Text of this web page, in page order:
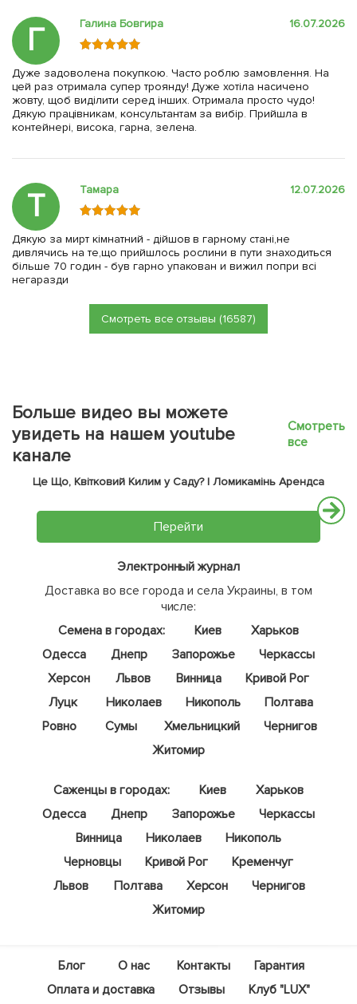
Г Галина Бовгира 16.07.2026
Дуже задоволена покупкою. Часто роблю замовлення. На
цей раз отримала супер троянду! Дуже хотіла насичено
жовту, щоб виділити серед інших. Отримала просто чудо!
Дякую працівникам, консультантам за вибір. Прийшла в
контейнері, висока, гарна, зелена.
Т Тамара 12.07.2026
Дякую за мирт кімнатний - дійшов в гарному стані,не
дивлячись на те,що прийшлось рослини в пути знаходиться
більше 70 годин - був гарно упакован и вижил попри всі
негаразди
Смотреть все отзывы (16587)
Больше видео вы можете
увидеть на нашем youtube
канале
Смотреть
все
Це Що, Квітковий Килим у Саду? | Ломикамінь Арендса
Перейти
Электронный журнал
Доставка во все города и села Украины, в том
числе:
Семена в городах:
Киев
Харьков
Одесса
Днепр Запорожье
Черкассы
Херсон
Львов Винница
Кривой Рог
Луцк
Николаев Никополь
Полтава
Ровно
Сумы Хмельницкий
Чернигов
Житомир
Саженцы в городах: Киев
Харьков
Одесса
Днепр Запорожье
Черкассы
Винница
Николаев
Никополь
Черновцы
Кривой Рог
Кременчуг
Львов
Полтава Херсон
Чернигов
Житомир
Блог О нас Контакты
Гарантия
Оплата и доставка
Отзывы
Клуб "LUX"